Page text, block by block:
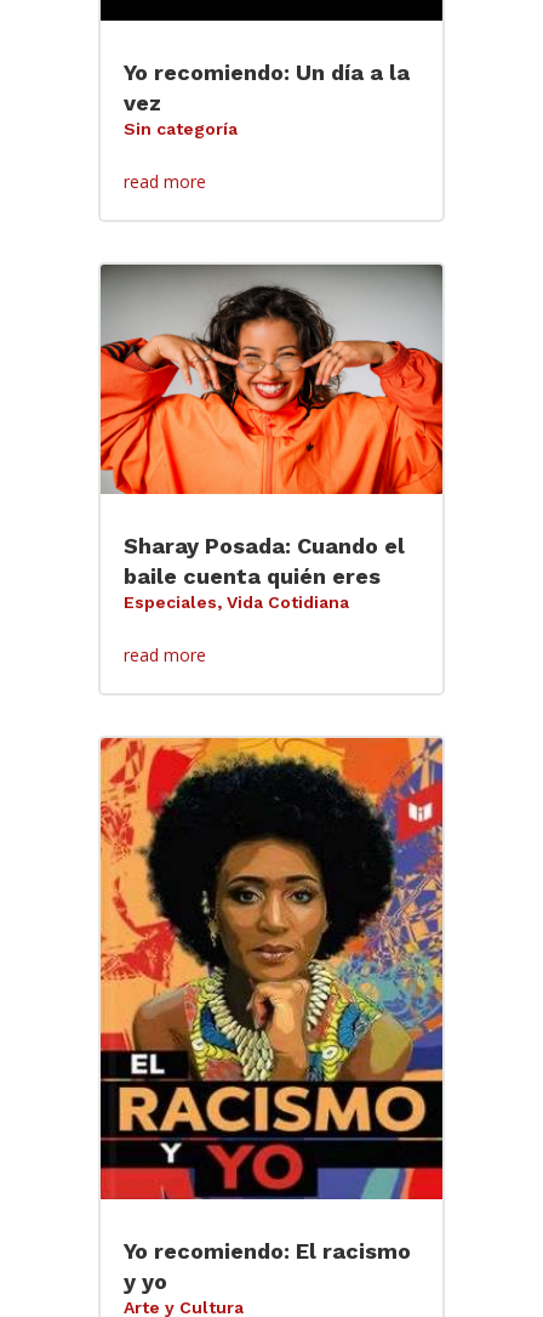
Yo recomiendo: Un día a la
vez
Sin categoría
read more
Sharay Posada: Cuando el
baile cuenta quién eres
Especiales, Vida Cotidiana
read more
Yo recomiendo: El racismo
y yo
Arte y Cultura